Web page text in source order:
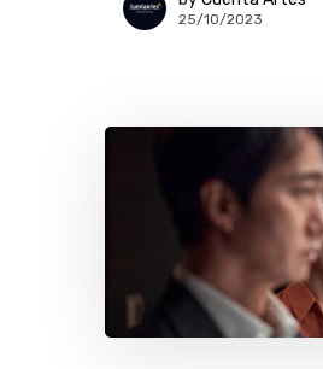
25/10/2023